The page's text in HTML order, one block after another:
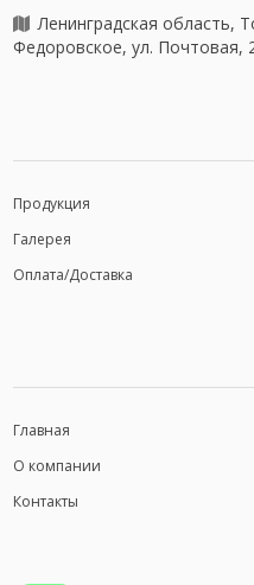
Ленинградская область,
Федоровское, ул. Почтовая,
Продукция
Галерея
Оплата/Доставка
Главная
О компании
Контакты